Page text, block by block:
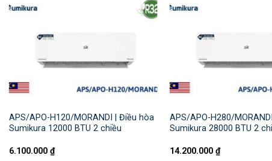
APS/APO-H120/MORANDI | Điều hòa
Sumikura 12000 BTU 2 chiều
6.100.000 ₫
APS/APO-H280/
Sumikura 28000 BTU 2
14.200.000 ₫